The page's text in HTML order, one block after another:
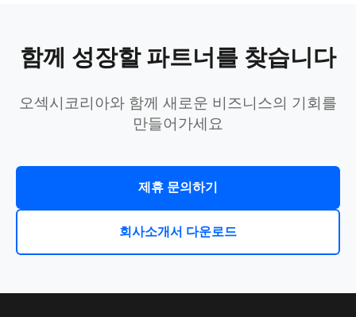
함께 성장할 파트너를 찾습니다
오섹시코리아와 함께 새로운 비즈니스의 기회를
만들어가세요
제휴 문의하기
회사소개서 다운로드